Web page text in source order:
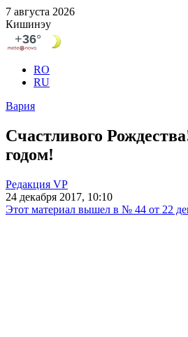
7 августа 2026
Кишинэу
RO
RU
Вария
Счастливого
годом!
Редакция VP
24 декабря 2017, 10:10
Этот материал вышел в № 44 от 22